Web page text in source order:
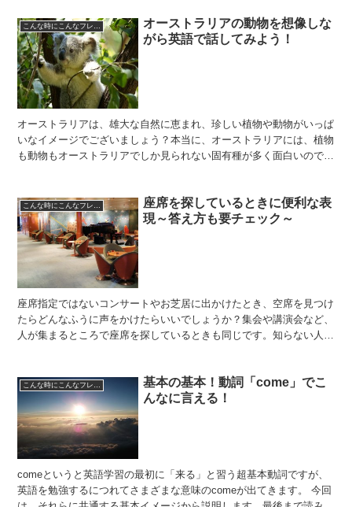
オーストラリアの動物を想像しな
がら英語で話してみよう！
オーストラリアは、雄大な自然に恵まれ、珍しい植物や動物がいっぱ
いなイメージでございましょう？本当に、オーストラリアには、植物
も動物もオーストラリアでしか見られない固有種が多く面白いのです
座席を探しているときに便利な表
現～答え方も要チェック～
座席指定ではないコンサートやお芝居に出かけたとき、空席を見つけ
たらどんなふうに声をかけたらいいでしょうか？集会や講演会など、
人が集まるところで座席を探しているときも同じです。知らない人に
基本の基本！動詞「come」でこ
んなに言える！
comeというと英語学習の最初に「来る」と習う超基本動詞ですが、
英語を勉強するにつれてさまざまな意味のcomeが出てきます。 今回